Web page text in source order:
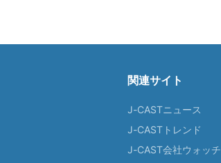
関連サイト
J-CASTニュース
J-CASTトレンド
J-CAST会社ウォッチ